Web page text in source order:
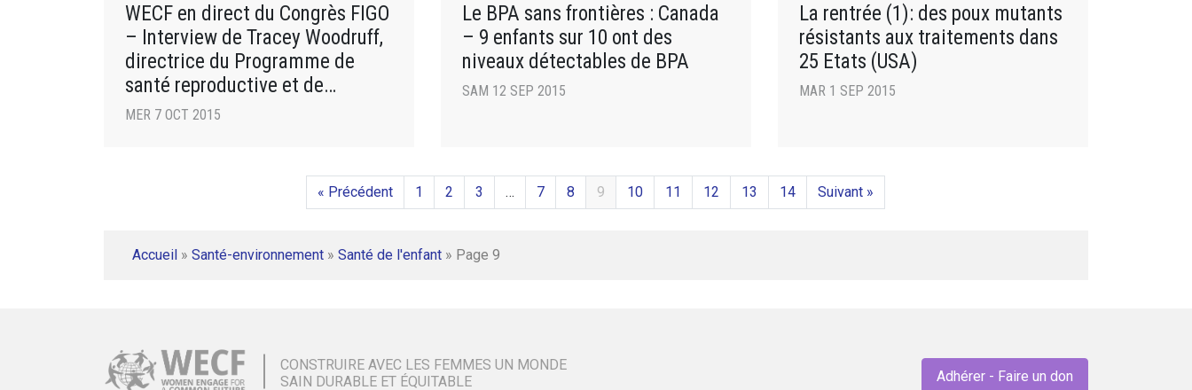
WECF en direct du Congrès FIGO
– Interview de Tracey Woodruff,
directrice du Programme de
santé reproductive et de
l’Environnement (UCSF)
MER 7 OCT 2015
Le BPA sans frontières : Canada
– 9 enfants sur 10 ont des
niveaux détectables de BPA
SAM 12 SEP 2015
La rentrée (1): des poux mutants
résistants aux traitements dans
25 Etats (USA)
MAR 1 SEP 2015
« Précédent 1 2 3 … 7 8 9 10 11 12 13 14 Suivant »
Accueil » Santé-environnement » Santé de l'enfant » Page 9
CONSTRUIRE AVEC LES FEMMES UN MONDE
SAIN DURABLE ET ÉQUITABLE
Adhérer - Faire un don